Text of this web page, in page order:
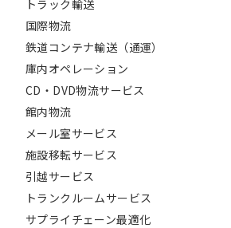
トラック輸送
国際物流
鉄道コンテナ輸送（通運）
庫内オペレーション
CD・DVD物流サービス
館内物流
メール室サービス
施設移転サービス
引越サービス
トランクルームサービス
サプライチェーン最適化